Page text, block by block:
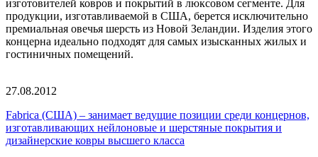
изготовителей ковров и покрытий в люксовом сегменте. Для
продукции, изготавливаемой в США, берется исключительно
премиальная овечья шерсть из Новой Зеландии. Изделия этого
концерна идеально подходят для самых изысканных жилых и
гостиничных помещений.
27.08.2012
Fabrica (США) – занимает ведущие позиции среди концернов,
изготавливающих нейлоновые и шерстяные покрытия и
дизайнерские ковры высшего класса